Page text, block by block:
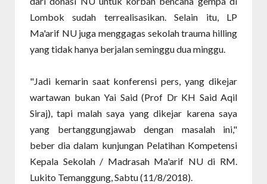
Lombok sudah terrealisasikan. Selain itu, LP
Ma'arif NU juga menggagas sekolah trauma hilling
yang tidak hanya berjalan seminggu dua minggu.
"Jadi kemarin saat konferensi pers, yang dikejar
wartawan bukan Yai Said (Prof Dr KH Said Aqil
Siraj), tapi malah saya yang dikejar karena saya
yang bertanggungjawab dengan masalah ini,"
beber dia dalam kunjungan Pelatihan Kompetensi
Kepala Sekolah / Madrasah Ma'arif NU di RM.
Lukito Temanggung, Sabtu (11/8/2018).